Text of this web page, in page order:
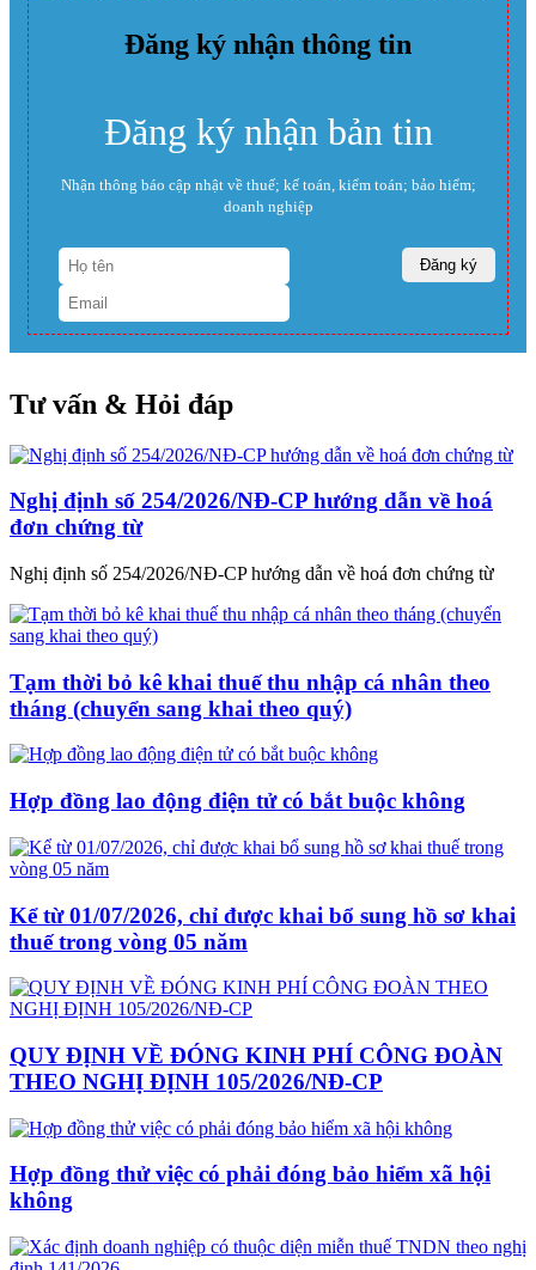
Đăng ký nhận thông tin
Đăng ký nhận bản tin
Nhận thông báo cập nhật về thuế; kế toán, kiểm toán; bảo hiểm;
doanh nghiệp
Tư vấn & Hỏi đáp
Nghị định số 254/2026/NĐ-CP hướng dẫn về hoá
đơn chứng từ
Nghị định số 254/2026/NĐ-CP hướng dẫn về hoá đơn chứng từ
Tạm thời bỏ kê khai thuế thu nhập cá nhân theo
tháng (chuyển sang khai theo quý)
Hợp đồng lao động điện tử có bắt buộc không
Kể từ 01/07/2026, chỉ được khai bổ sung hồ sơ khai
thuế trong vòng 05 năm
QUY ĐỊNH VỀ ĐÓNG KINH PHÍ CÔNG ĐOÀN
THEO NGHỊ ĐỊNH 105/2026/NĐ-CP
Hợp đồng thử việc có phải đóng bảo hiểm xã hội
không